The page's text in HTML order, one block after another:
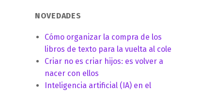
NOVEDADES
Cómo organizar la compra de los
libros de texto para la vuelta al cole
Criar no es criar hijos: es volver a
nacer con ellos
Inteligencia artificial (IA) en el